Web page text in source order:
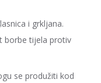
i grkljana.
borbe tijela protiv
se produžiti kod